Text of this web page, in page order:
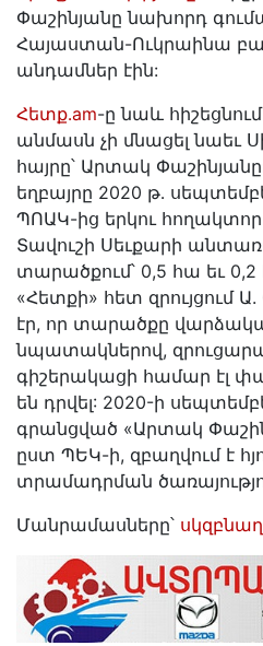
Փաշինյանը նախորդ
Հայաստան-Ուկրաինա
անդամներ էին:
Հետք․am-ը նաև
անմասն չի մնացել նաեւ
հայրը՝ Արտակ
եղբայրը 2020 թ․
ՊՈԱԿ-ից երկու
Տավուշի Սեւքարի
տարածքում՝ 0,5 հա եւ
«Հետքի» հետ զրույցում
էր, որ տարածքը
նպատակներով,
գիշերակացի համար էլ
են դրվել: 2020-ի
գրանցված «Արտակ
ըստ ՊԵԿ-ի, զբաղվում է
տրամադրման
Մանրամասները՝